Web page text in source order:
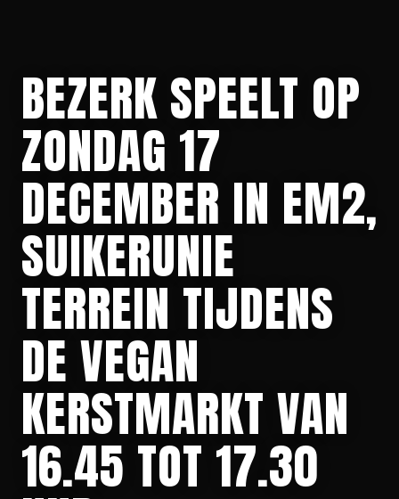
BEZERK SPEELT OP
ZONDAG 17
DECEMBER IN EM2,
SUIKERUNIE
TERREIN TIJDENS
DE VEGAN
KERSTMARKT VAN
16.45 TOT 17.30